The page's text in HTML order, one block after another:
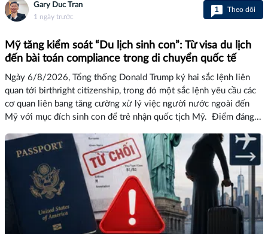
Gary Duc Tran
1 ngày trước
1 Theo dõi
Mỹ tăng kiểm soát “Du lịch sinh con”: Từ visa du lịch
đến bài toán compliance trong di chuyển quốc tế
Ngày 6/8/2026, Tổng thống Donald Trump ký hai sắc lệnh liên
quan tới birthright citizenship, trong đó một sắc lệnh yêu cầu các
cơ quan liên bang tăng cường xử lý việc người nước ngoài đến
Mỹ với mục đích sinh con để trẻ nhận quốc tịch Mỹ. Điểm đáng...